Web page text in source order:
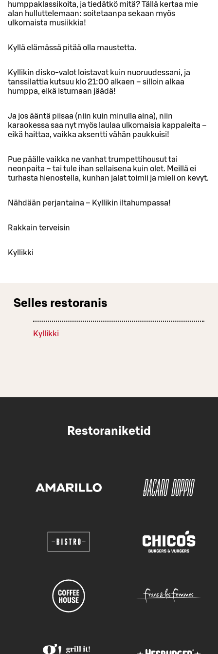
humppaklassikoita, ja tiedätkö mitä? Tällä kertaa mie
alan hulluttelemaan: soitetaanpa sekaan myös
ulkomaista musiikkia!
Kyllä elämässä pitää olla maustetta.
Kyllikin disko-valot loistavat kuin nuoruudessani, ja
tanssilattia kutsuu klo 21:00 alkaen – silloin alkaa
humppa, eikä istumaan jäädä!
Ja jos ääntä piisaa (niin kuin minulla aina), niin
karaokessa saa nyt myös laulaa ulkomaisia kappaleita –
eikä haittaa, vaikka aksentti vähän paukkuisi!
Pue päälle vaikka ne vanhat trumpettihousut tai
neonpaita – tai tule ihan sellaisena kuin olet. Meillä ei
turhasta hienostella, kunhan jalat toimii ja mieli on kevyt.
Nähdään perjantaina – Kyllikin iltahumpassa!
Rakkain terveisin
Kyllikki
Selles restoranis
Kyllikki
Restoraniketid